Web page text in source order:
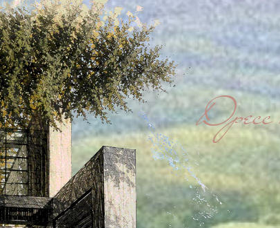
С нетерпением ждём
разделить этот
С
До